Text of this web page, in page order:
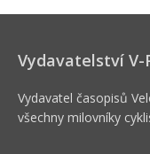
Vydavatelství V-
Vydavatel časopisů
všechny milovníky